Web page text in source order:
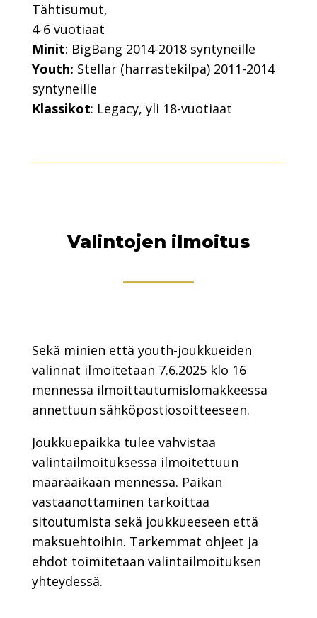
Tähtisumut,
4-6 vuotiaat
Minit: BigBang 2014-2018 syntyneille
Youth: Stellar (harrastekilpa) 2011-2014
syntyneille
Klassikot: Legacy, yli 18-vuotiaat
Valintojen ilmoitus
Sekä minien että youth-joukkueiden
valinnat ilmoitetaan 7.6.2025 klo 16
mennessä ilmoittautumislomakkeessa
annettuun sähköpostiosoitteeseen.
Joukkuepaikka tulee vahvistaa
valintailmoituksessa ilmoitettuun
määräaikaan mennessä. Paikan
vastaanottaminen tarkoittaa
sitoutumista sekä joukkueeseen että
maksuehtoihin. Tarkemmat ohjeet ja
ehdot toimitetaan valintailmoituksen
yhteydessä.